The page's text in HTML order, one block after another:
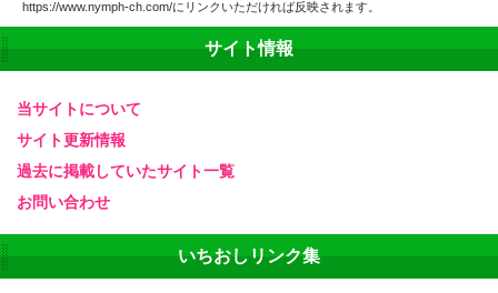
https://www.nymph-ch.com/にリンクいただければ反映されます。
サイト情報
当サイトについて
サイト更新情報
過去に掲載していたサイト一覧
お問い合わせ
いちおしリンク集